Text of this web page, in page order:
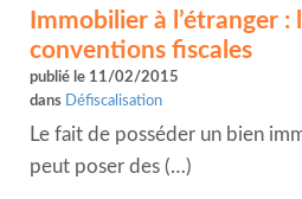
Immobilier à l’étranger :
conventions fiscales
publié le 11/02/2015
dans Défiscalisation
Le fait de posséder un bien
peut poser des (…)